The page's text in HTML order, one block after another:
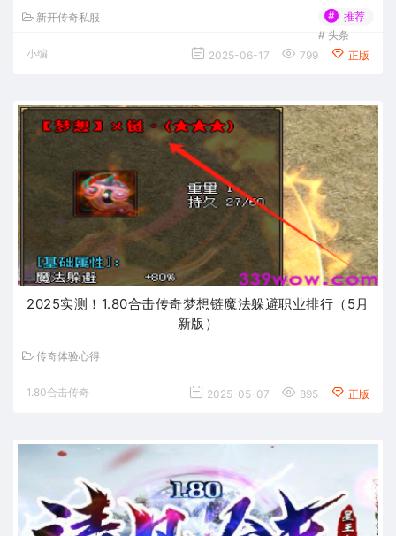
新开传奇私服 #
推荐
# 头条
小编
2025-06-17 799 正版
2025实测！1.80合击传奇梦想链魔法躲避职业排行（5月
新版）
传奇体验心得
1.80合击传奇 2025-05-07 895 正版